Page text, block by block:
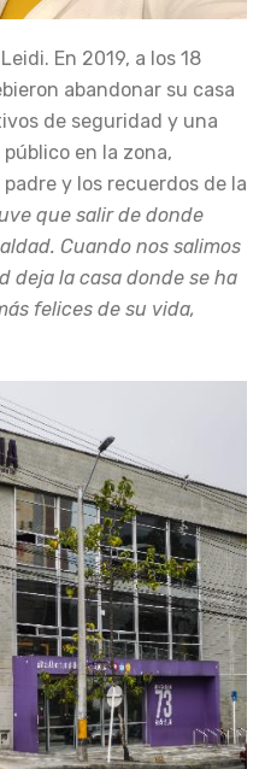
En 2019, a los 18
abandonar su casa
de seguridad y una
en la zona,
y los recuerdos de la
que salir de donde
Cuando nos salimos
deja la casa donde se ha
felices de su vida,